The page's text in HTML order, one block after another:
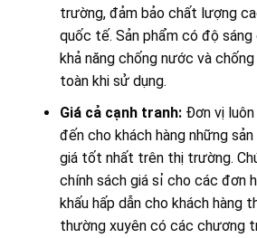
trường, đảm bảo chất lượng
quốc tế. Sản phẩm có độ
khả năng chống nước và
toàn khi sử dụng.
Giá cả cạnh tranh:Đơn vị luôn
đến cho khách hàng những
giá tốt nhất trên thị trường.
chính sách giá sỉ cho các đơn
khấu hấp dẫn cho khách hàng
thường xuyên có các chương